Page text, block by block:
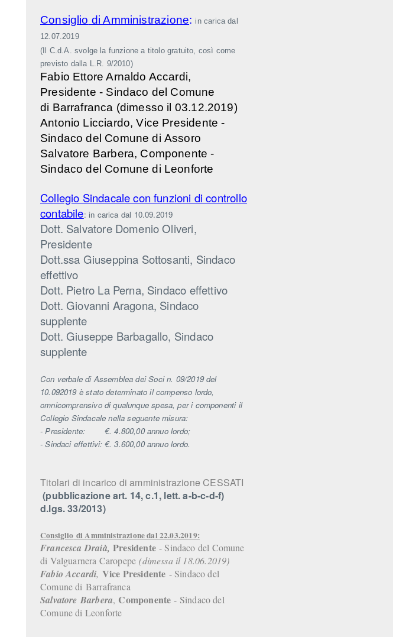
Consiglio di Amministrazione: in carica dal
12.07.2019
(Il C.d.A. svolge la funzione a titolo gratuito, così come
previsto dalla L.R. 9/2010)
Fabio Ettore Arnaldo Accardi,
Presidente - Sindaco del Comune
di Barrafranca (dimesso il 03.12.2019)
Antonio Licciardo, Vice Presidente -
Sindaco del Comune di Assoro
Salvatore Barbera, Componente -
Sindaco del Comune di Leonforte
Collegio Sindacale con funzioni di controllo
contabile: in carica dal 10.09.2019
Dott. Salvatore Domenio Oliveri,
Presidente
Dott.ssa Giuseppina Sottosanti, Sindaco
effettivo
Dott. Pietro La Perna, Sindaco effettivo
Dott. Giovanni Aragona, Sindaco
supplente
Dott. Giuseppe Barbagallo, Sindaco
supplente
Con verbale di Assemblea dei Soci n. 09/2019 del
10.092019 è stato determinato il compenso lordo,
omnicomprensivo di qualunque spesa, per i componenti il
Collegio Sindacale nella seguente misura:
- Presidente: €. 4.800,00 annuo lordo;
- Sindaci effettivi: €. 3.600,00 annuo lordo.
Titolari di incarico di amministrazione CESSATI
(pubblicazione art. 14, c.1, lett. a-b-c-d-f)
d.lgs. 33/2013)
Consiglio di Amministrazione dal 22.03.2019:
Francesca Draià,Presidente- Sindaco del Comune
di Valguarnera Caropepe(dimessa il 18.06.2019)
Fabio Accardi, Vice Presidente - Sindaco del
Comune di Barrafranca
Salvatore Barbera, Componente - Sindaco del
Comune di Leonforte